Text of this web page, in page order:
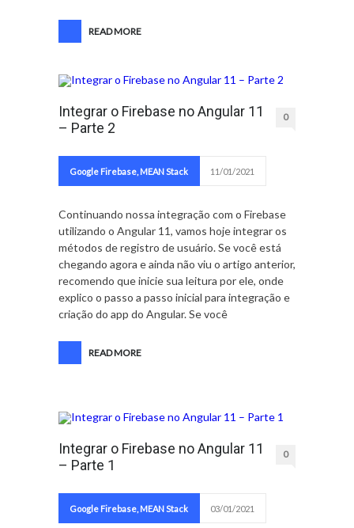
READ MORE
Integrar o Firebase no Angular 11
– Parte 2
0
Google Firebase, MEAN Stack 11/01/2021
Continuando nossa integração com o Firebase
utilizando o Angular 11, vamos hoje integrar os
métodos de registro de usuário. Se você está
chegando agora e ainda não viu o artigo anterior,
recomendo que inicie sua leitura por ele, onde
explico o passo a passo inicial para integração e
criação do app do Angular. Se você
READ MORE
Integrar o Firebase no Angular 11
– Parte 1
0
Google Firebase, MEAN Stack 03/01/2021